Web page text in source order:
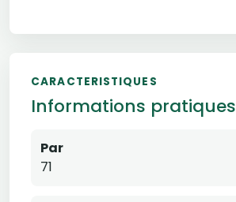
CARACTERISTIQUES
Informations pratiques
Par
71